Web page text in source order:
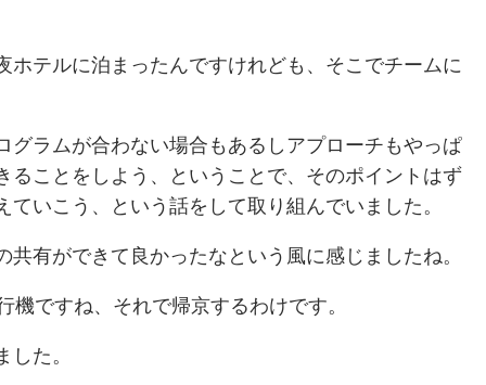
テルに泊まったんですけれども、そこでチームに
ラムが合わない場合もあるしアプローチもやっぱ
ことをしよう、ということで、そのポイントはず
いこう、という話をして取り組んでいました。
有ができて良かったなという風に感じましたね。
ですね、それで帰京するわけです。
た。